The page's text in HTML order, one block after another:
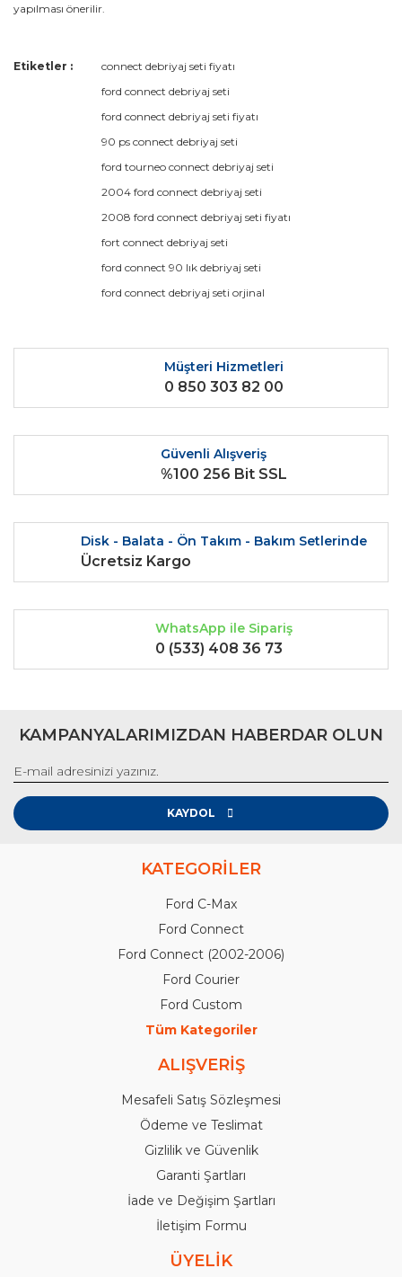
yapılması önerilir.
hacı koçak | 06/11/2024
Bu ürünün fiyat bilgisi, resim, ürün açıklamalarında ve diğer
kullanarak tarafımıza iletebilirsiniz.
Görüş ve önerileriniz için teşekkür ederiz.
Gönder
Etiketler :
connect debriyaj seti fiyatı
ford connect debriyaj seti
ford connect debriyaj seti fiyatı
90 ps connect debriyaj seti
ford tourneo connect debriyaj seti
2004 ford connect debriyaj seti
2008 ford connect debriyaj seti fiyatı
fort connect debriyaj seti
ford connect 90 lık debriyaj seti
ford connect debriyaj seti orjinal
Müşteri Hizmetleri
0 850 303 82 00
Güvenli Alışveriş
%100 256 Bit SSL
Disk - Balata - Ön Takım - Bakım Setlerinde
Ücretsiz Kargo
WhatsApp ile Sipariş
0 (533) 408 36 73
KAMPANYALARIMIZDAN HABERDAR OLUN
KAYDOL
KATEGORİLER
Ford C-Max
Ford Connect
Ford Connect (2002-2006)
Ford Courier
Ford Custom
Tüm Kategoriler
ALIŞVERİŞ
Mesafeli Satış Sözleşmesi
Ödeme ve Teslimat
Gizlilik ve Güvenlik
Garanti Şartları
İade ve Değişim Şartları
İletişim Formu
ÜYELİK